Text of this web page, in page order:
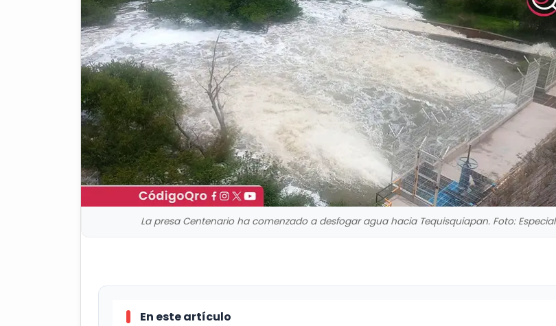
La presa Centenario ha comenzado a desfogar agua hacia Tequisquiapan. Foto: Especial
En este artículo